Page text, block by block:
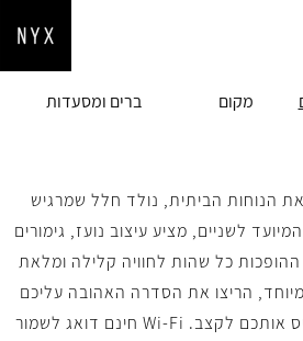
מקום ברים ומסעדות
הנוחות הביתית, נולד חלל שמרגיש
בגודל 19 מ"ר, המיועד לשניים, מציע עיצוב נועז, גימורים
ההופכות כל שהות לחוויה קלילה ומלאת
הריצו את הסדרה האהובה עליכם
ב-4K, ותנו לנספרסו להכניס אותכם לקצב. Wi-Fi חינם דואג לשמור